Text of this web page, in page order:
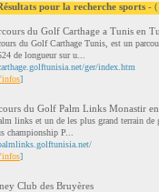
pour la recherche sports - (
du Golf Carthage a Tunis en
du Golf Carthage Tunis, est un
de longueur sur u...
ger/index.htm
]
du Golf Palm Links Monastir en
links et un de les plus grand terrain de
championship P...
]
Club des Bruyères